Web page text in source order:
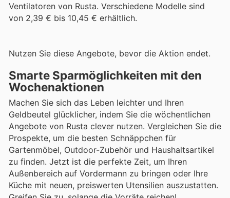
Ventilatoren von Rusta. Verschiedene Modelle sind
von 2,39 € bis 10,45 € erhältlich.
Nutzen Sie diese Angebote, bevor die Aktion endet.
Smarte Sparmöglichkeiten mit den
Wochenaktionen
Machen Sie sich das Leben leichter und Ihren
Geldbeutel glücklicher, indem Sie die wöchentlichen
Angebote von Rusta clever nutzen. Vergleichen Sie die
Prospekte, um die besten Schnäppchen für
Gartenmöbel, Outdoor-Zubehör und Haushaltsartikel
zu finden. Jetzt ist die perfekte Zeit, um Ihren
Außenbereich auf Vordermann zu bringen oder Ihre
Küche mit neuen, preiswerten Utensilien auszustatten.